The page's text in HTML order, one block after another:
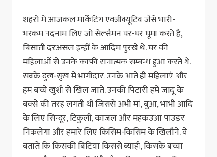
शहरों में आजकल मार्केटिंग एक्जीक्यूटिव जैसे भारी-
भरकम पदनाम लिए जो सेल्सैमन घर-घर घूमा करते हैं,
बिसाती दरअसल इन्हीं के आदिम पुरखे थे. घर की
महिलाओं से उनके काफी रागात्मक सम्बन्ध हुआ करते थे.
सबके दुख-सुख में भागीदार. उनके आते ही महिलाएं और
हम बच्चे खुशी से खिल जाते. उनकी पिटारी हमें जादू के
बक्से की तरह लगती थी जिससे अभी मां, बुआ, भाभी आदि
के लिए सिन्दूर, टिकुली, काजल और महकउआ पाउडर
निकलेगा और हमारे लिए किसिम-किसिम के खिलौने. वे
बताते कि किसकी बिटिया किससे ब्याही, किसके बच्चा